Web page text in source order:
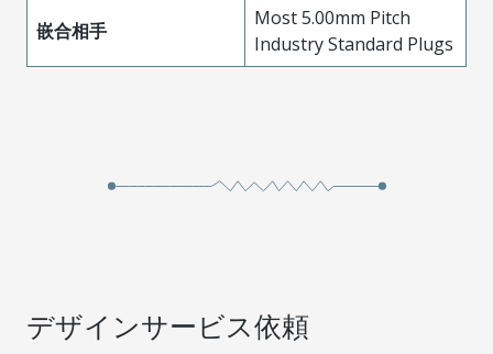
嵌合相手
Most 5.00mm Pitch
Industry Standard Plugs
デザインサービス依頼